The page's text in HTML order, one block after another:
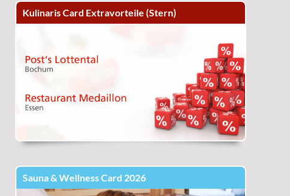
Kulinaris Card Extravorteile (Stern)
Sauna & Wellness Card 2026